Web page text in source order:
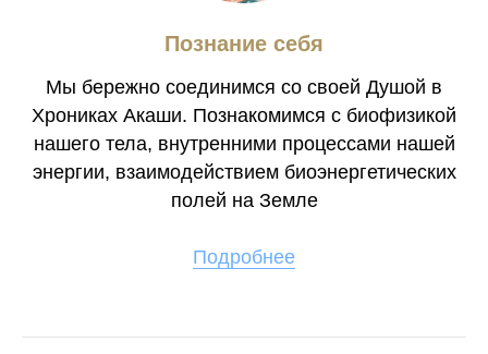
Познание себя
Мы бережно соединимся со своей Душой в
Хрониках Акаши. Познакомимся с биофизикой
нашего тела, внутренними процессами нашей
энергии, взаимодействием биоэнергетических
полей на Земле
Подробнее